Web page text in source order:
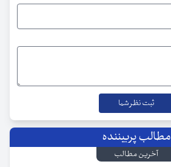
مطالب پربیننده
آخرین مطالب